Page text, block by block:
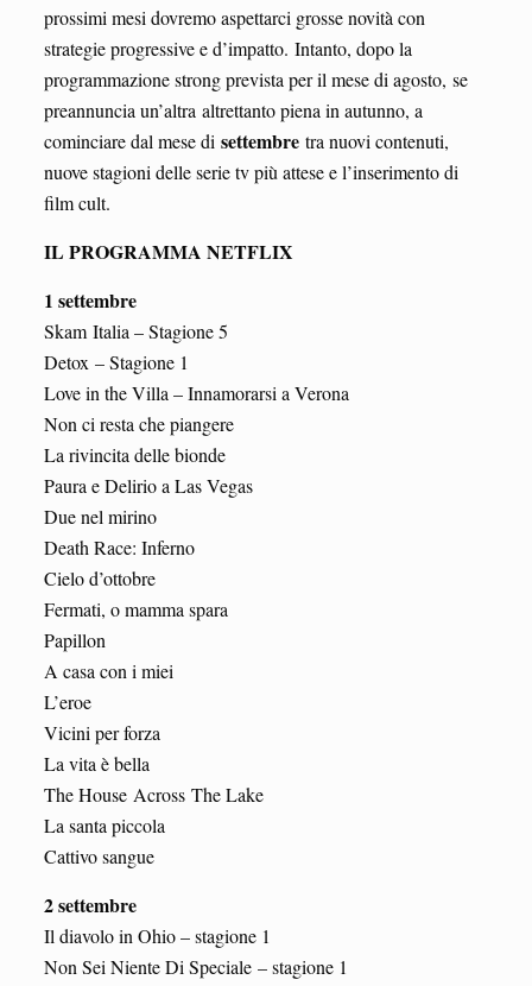
prossimi mesi dovremo aspettarci grosse novità con
strategie progressive e d’impatto. Intanto, dopo la
programmazione strong prevista per il mese di agosto, se
preannuncia un’altra altrettanto piena in autunno, a
cominciare dal mese di settembretra nuovi contenuti,
nuove stagioni delle serie tv più attese e l’inserimento di
film cult.
IL PROGRAMMA NETFLIX
1 settembre
Skam Italia – Stagione 5
Detox – Stagione 1
Love in the Villa – Innamorarsi a Verona
Non ci resta che piangere
La rivincita delle bionde
Paura e Delirio a Las Vegas
Due nel mirino
Death Race: Inferno
Cielo d’ottobre
Fermati, o mamma spara
Papillon
A casa con i miei
L’eroe
Vicini per forza
La vita è bella
The House Across The Lake
La santa piccola
Cattivo sangue
2 settembre
Il diavolo in Ohio – stagione 1
Non Sei Niente Di Speciale – stagione 1